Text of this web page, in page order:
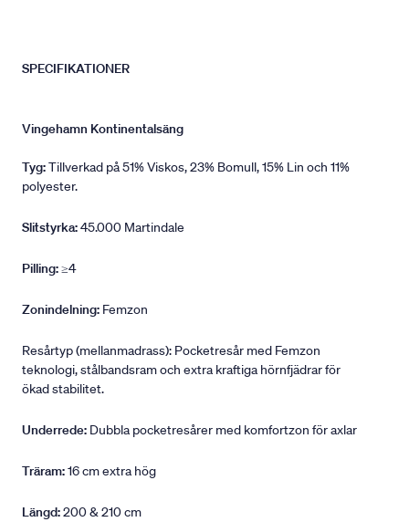
SPECIFIKATIONER
Vingehamn Kontinentalsäng
Tyg:Tillverkad på 51% Viskos, 23% Bomull, 15% Lin och 11%
polyester.
Slitstyrka:45.000 Martindale
Pilling:≥4
Zonindelning: Femzon
Resårtyp (mellanmadrass): Pocketresår med Femzon
teknologi, stålbandsram och extra kraftiga hörnfjädrar för
ökad stabilitet.
Underrede: Dubbla pocketresårer med komfortzon för axlar
Träram:16 cm extra hög
Längd:200 & 210 cm